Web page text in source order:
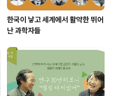
한국이 낳고 세계에서 활약한 뛰어
난 과학자들